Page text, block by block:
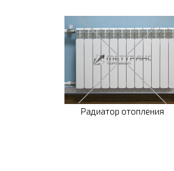
Радиатор отопления